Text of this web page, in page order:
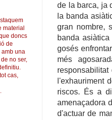
de la barca, ja
la banda
gran nombre,
banda
gosés
més
l'exhauriment
riscos. És a
amenaçadora
d'actuar de
material
doncs
de
amb una
no ser,
cas,